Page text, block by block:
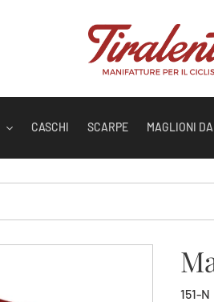
CASCHI SCARPE MAGLIONI
151-N